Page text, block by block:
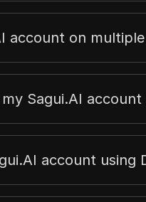
account on
Sagui.AI account
account using